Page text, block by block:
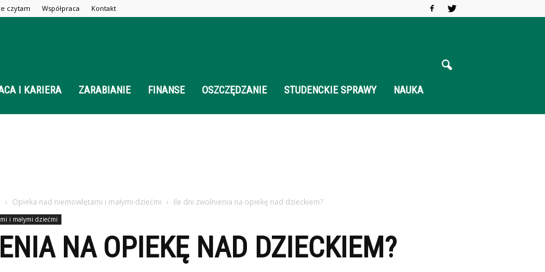
czytam Współpraca Kontakt
I KARIERA ZARABIANIE FINANSE OSZCZĘDZANIE STUDENCKIE SPRAWY NAUKA
Opieka nad niemowlętami i małymi dziećmi Ile dni zwolnienia na opiekę nad dzieckiem?
i małymi dziećmi
NA OPIEKĘ NAD DZIECKIEM?